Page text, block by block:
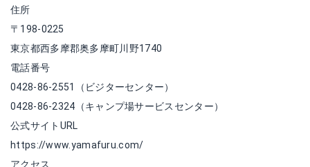
住所
〒198-0225
東京都西多摩郡奥多摩町川野1740
電話番号
0428-86-2551（ビジターセンター）
0428-86-2324（キャンプ場サービスセンター）
公式サイトURL
https://www.yamafuru.com/
アクセス